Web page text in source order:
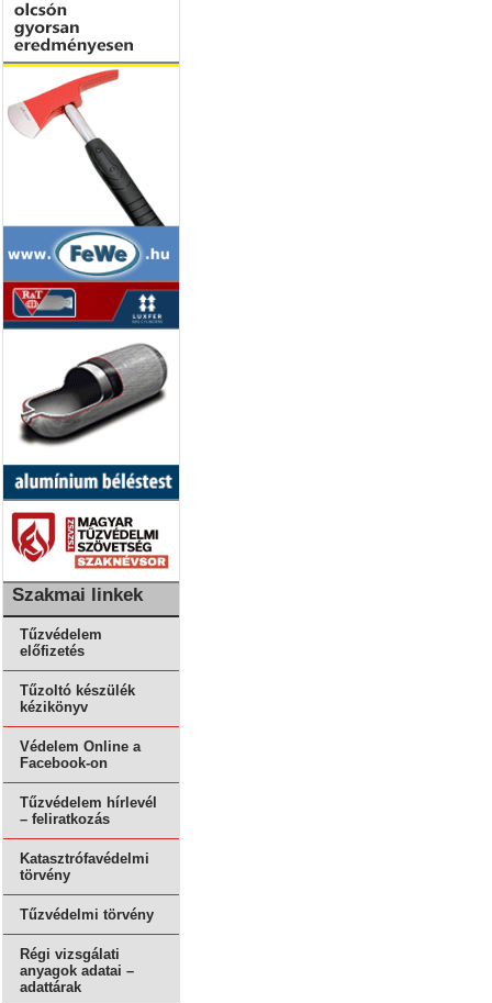
Szakmai linkek
Tűzvédelem
előfizetés
Tűzoltó készülék
kézikönyv
Védelem Online a
Facebook-on
Tűzvédelem hírlevél
– feliratkozás
Katasztrófavédelmi
törvény
Tűzvédelmi törvény
Régi vizsgálati
anyagok adatai –
adattárak